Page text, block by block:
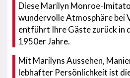
Diese Marilyn Monroe-
wundervolle Atmosphäre bei
entführt Ihre Gäste zurück in
1950er Jahre.
Mit Marilyns Aussehen,
lebhafter Persönlichkeit ist